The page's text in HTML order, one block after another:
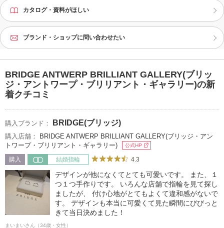
カタログ・資料がほしい
ブランド・ショップに問い合わせたい
BRIDGE ANTWERP BRILLIANT GALLERY(ブリッ
ジ・アントワープ・ブリリアント・ギャラリー)の新
着クチコミ
購入ブランド： BRIDGE(ブリッジ)
購入店舗：
BRIDGE ANTWERP BRILLIANT GALLERY(ブリッジ・アン
トワープ・ブリリアント・ギャラリー)
公式HP
購入 結婚指輪 4.3
デザインが他になくてとても可愛いです。 また、１
つ１つ手作りです。 いろんな店舗で指輪を見て探し
ましたが、 付け心地がとてもよくて違和感がないで
す。 デザインも本当に可愛くて見た瞬間にびびっと
きて当日決めました！
まいまいさん（34歳・女性）